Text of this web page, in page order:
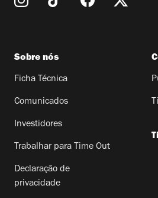
Sobre nós
Ficha Técnica
Comunicados
Investidores
Trabalhar para Time Out
Declaração de
privacidade